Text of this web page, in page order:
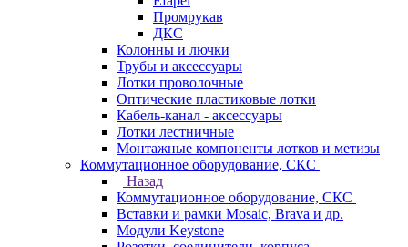
Промрукав
ДКС
Колонны и лючки
Трубы и аксессуары
Лотки проволочные
Оптические пластиковые лотки
Кабель-канал - аксессуары
Лотки лестничные
Монтажные компоненты лотков и метизы
Коммутационное оборудование, СКС
Назад
Коммутационное оборудование, СКС
Вставки и рамки Mosaic, Brava и др.
Модули Keystone